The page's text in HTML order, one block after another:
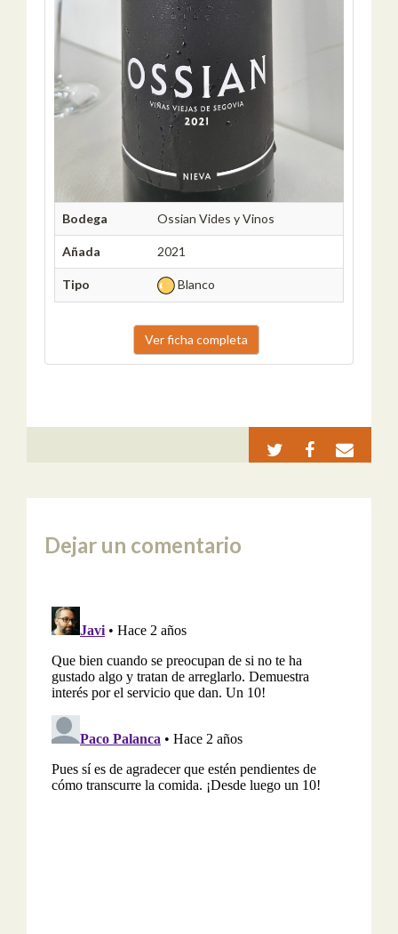
Bodega Ossian Vides y Vinos
Añada 2021
Tipo Blanco
Ver ficha completa
Dejar un comentario